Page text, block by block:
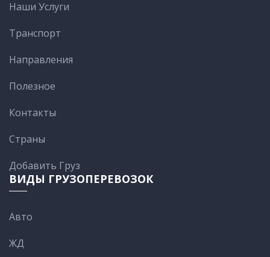
Наши Услуги
Транспорт
Направления
Полезное
Контакты
Cтраны
Добавить Груз
ВИДЫ ГРУЗОПЕРЕВОЗОК
Авто
ЖД